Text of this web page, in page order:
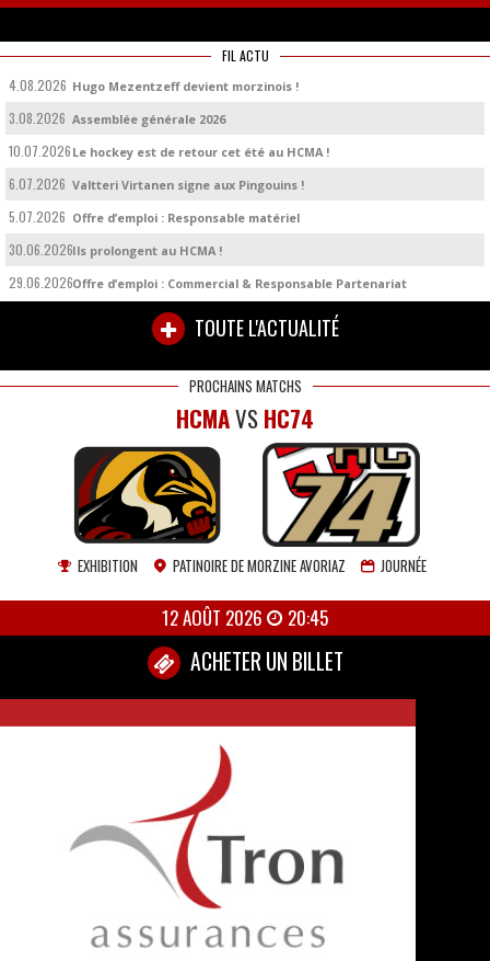
FIL ACTU
4.08.2026 Hugo Mezentzeff devient morzinois !
3.08.2026 Assemblée générale 2026
10.07.2026 Le hockey est de retour cet été au HCMA !
6.07.2026 Valtteri Virtanen signe aux Pingouins !
5.07.2026 Offre d’emploi : Responsable matériel
30.06.2026Ils prolongent au HCMA !
29.06.2026Offre d’emploi : Commercial & Responsable Partenariat
TOUTE L'ACTUALITÉ
PROCHAINS MATCHS
HCMAVSHC74
EXHIBITION PATINOIRE DE MORZINE AVORIAZ JOURNÉE
12 AOÛT 2026 20:45
ACHETER UN BILLET